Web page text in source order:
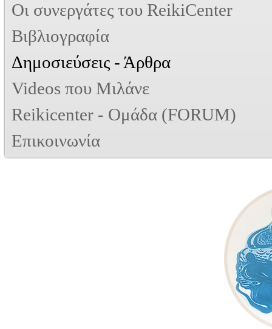
Oι συνεργάτες του ReikiCenter
Βιβλιογραφία
Δημοσιεύσεις - Άρθρα
Videos που Μιλάνε
Reikicenter - Ομάδα (FORUM)
Επικοινωνία